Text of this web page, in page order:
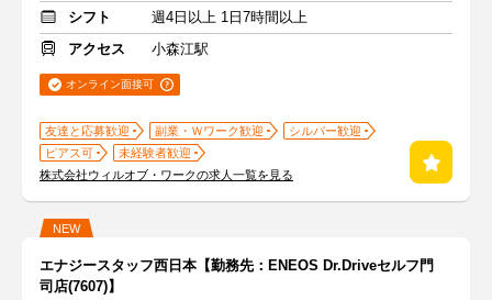
シフト
週4日以上 1日7時間以上
アクセス
小森江駅
オンライン面接可
友達と応募歓迎 副業・Ｗワーク歓迎
シルバー歓迎
ピアス可
未経験者歓迎
株式会社ウィルオブ・ワークの求人一覧を見る
NEW
エナジースタッフ西日本【勤務先：ENEOS Dr.Driveセルフ門
司店(7607)】